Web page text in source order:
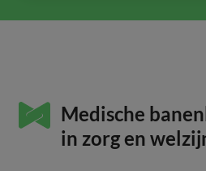
Medische
in zorg en